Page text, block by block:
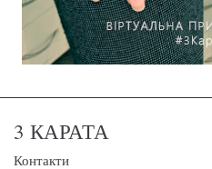
3 КАРАТА
Контакти